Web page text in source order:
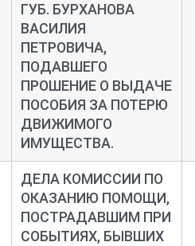
ГУБ. БУРХАНОВА
ВАСИЛИЯ
ПЕТРОВИЧА,
ПОДАВШЕГО
ПРОШЕНИЕ О ВЫДАЧЕ
ПОСОБИЯ ЗА ПОТЕРЮ
ДВИЖИМОГО
ИМУЩЕСТВА.
ДЕЛА КОМИССИИ ПО
ОКАЗАНИЮ ПОМОЩИ,
ПОСТРАДАВШИМ ПРИ
СОБЫТИЯХ, БЫВШИХ